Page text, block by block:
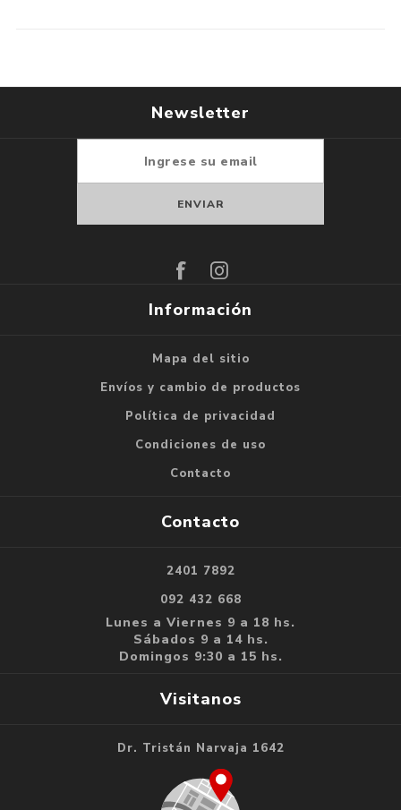
Newsletter
Información
Mapa del sitio
Envíos y cambio de productos
Política de privacidad
Condiciones de uso
Contacto
Contacto
2401 7892
092 432 668
Lunes a Viernes 9 a 18 hs.
Sábados 9 a 14 hs.
Domingos 9:30 a 15 hs.
Visitanos
Dr. Tristán Narvaja 1642